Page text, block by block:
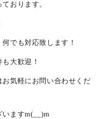
おります。
でも対応致します！
大歓迎！
気軽にお問い合わせくだ
いますm(__)m